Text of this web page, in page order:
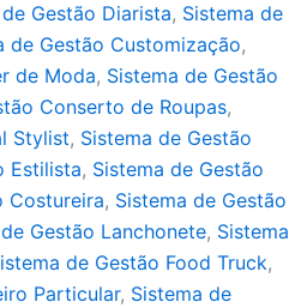
Gestão Diarista, Sistema de
de Gestão Customização,
de Moda, Sistema de Gestão
Conserto de Roupas,
Stylist, Sistema de Gestão
Estilista, Sistema de Gestão
Costureira, Sistema de Gestão
Gestão Lanchonete, Sistema
de Gestão Food Truck,
Particular, Sistema de